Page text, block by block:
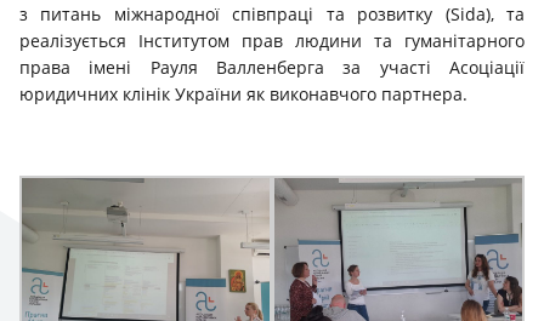
з питань міжнародної співпраці та розвитку (Sida), та
реалізується Інститутом прав людини та гуманітарного
права імені Рауля Валленберга за участі Асоціації
юридичних клінік України як виконавчого партнера.